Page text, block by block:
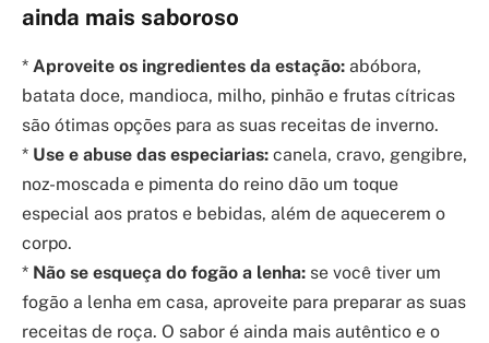
ainda mais saboroso
* Aproveite os ingredientes da estação: abóbora,
batata doce, mandioca, milho, pinhão e frutas cítricas
são ótimas opções para as suas receitas de inverno.
* Use e abuse das especiarias: canela, cravo, gengibre,
noz-moscada e pimenta do reino dão um toque
especial aos pratos e bebidas, além de aquecerem o
corpo.
* Não se esqueça do fogão a lenha: se você tiver um
fogão a lenha em casa, aproveite para preparar as suas
receitas de roça. O sabor é ainda mais autêntico e o